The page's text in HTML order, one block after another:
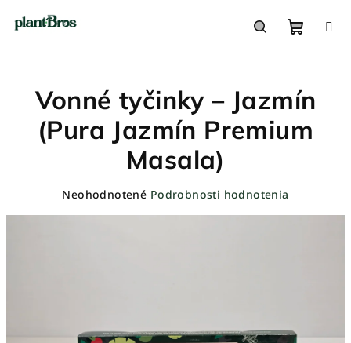
košík
Vonné tyčinky – Jazmín
(Pura Jazmín Premium
Masala)
Priemerné
Neohodnotené Podrobnosti hodnotenia